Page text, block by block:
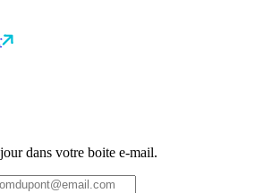
dans votre boite e-mail.